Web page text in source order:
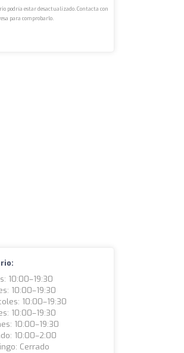
podría estar desactualizado. Contacta con
para comprobarlo.
10:00–19:30
10:00–19:30
10:00–19:30
10:00–19:30
10:00–19:30
10:00–2:00
Cerrado